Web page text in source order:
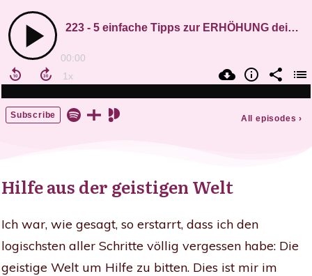
Hilfe aus der geistigen Welt
Ich war, wie gesagt, so erstarrt, dass ich den
logischsten aller Schritte völlig vergessen habe: Die
geistige Welt um Hilfe zu bitten. Dies ist mir im